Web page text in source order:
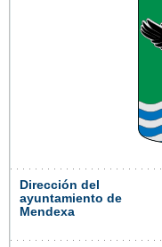
Dirección del
ayuntamiento de
Mendexa